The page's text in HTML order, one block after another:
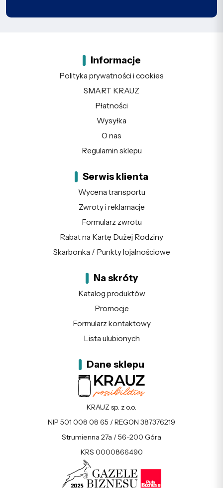
Informacje
Polityka prywatności i cookies
SMART KRAUZ
Płatności
Wysyłka
O nas
Regulamin sklepu
Serwis klienta
Wycena transportu
Zwroty i reklamacje
Formularz zwrotu
Rabat na Kartę Dużej Rodziny
Skarbonka / Punkty lojalnościowe
Na skróty
Katalog produktów
Promocje
Formularz kontaktowy
Lista ulubionych
Dane sklepu
KRAUZ sp. z o.o.
NIP 501 008 08 65 / REGON 387376219
Strumienna 27a / 56-200 Góra
KRS 0000866490